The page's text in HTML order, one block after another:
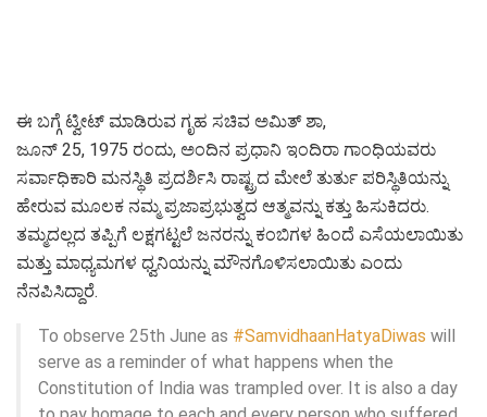
ಈ ಬಗ್ಗೆ ಟ್ವೀಟ್ ಮಾಡಿರುವ ಗೃಹ ಸಚಿವ ಅಮಿತ್ ಶಾ,
ಜೂನ್ 25, 1975 ರಂದು, ಅಂದಿನ ಪ್ರಧಾನಿ ಇಂದಿರಾ ಗಾಂಧಿಯವರು
ಸರ್ವಾಧಿಕಾರಿ ಮನಸ್ಥಿತಿ ಪ್ರದರ್ಶಿಸಿ ರಾಷ್ಟ್ರದ ಮೇಲೆ ತುರ್ತು ಪರಿಸ್ಥಿತಿಯನ್ನು
ಹೇರುವ ಮೂಲಕ ನಮ್ಮ ಪ್ರಜಾಪ್ರಭುತ್ವದ ಆತ್ಮವನ್ನು ಕತ್ತು ಹಿಸುಕಿದರು.
ತಮ್ಮದಲ್ಲದ ತಪ್ಪಿಗೆ ಲಕ್ಷಗಟ್ಟಲೆ ಜನರನ್ನು ಕಂಬಿಗಳ ಹಿಂದೆ ಎಸೆಯಲಾಯಿತು
ಮತ್ತು ಮಾಧ್ಯಮಗಳ ಧ್ವನಿಯನ್ನು ಮೌನಗೊಳಿಸಲಾಯಿತು ಎಂದು
ನೆನಪಿಸಿದ್ದಾರೆ.
To observe 25th June as #SamvidhaanHatyaDiwas will
serve as a reminder of what happens when the
Constitution of India was trampled over. It is also a day